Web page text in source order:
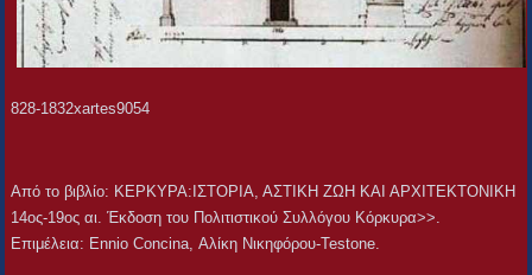
828-1832xartes9054
Aπό το βιβλίο: ΚΕΡΚΥΡΑ:ΙΣΤΟΡΙΑ, ΑΣΤΙΚΗ ΖΩΗ ΚΑΙ ΑΡΧΙΤΕΚΤΟΝΙΚΗ
14ος-19ος αι. Έκδοση του Πολιτιστικού Συλλόγου Κόρκυρα>>.
Επιμέλεια: Ennio Concina, Αλίκη Νικηφόρου-Testone.